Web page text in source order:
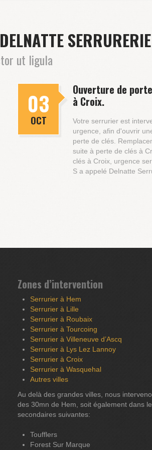
SERRURERIE
ut ligula
03
OCT
Ouverture de
à Croix.
Votre serrurier est
urgence, afin d'ouvrir
perte de clés.
suite à perte de clés à
clés à Croix, urgence
S a appelé Delnatte
Zones d’intervention
Serrurier à Hem
Serrurier à Lille
Serrurier à Roubaix
Serrurier à Tourcoing
Serrurier à Villeneuve d’Ascq
Serrurier à Lys Lez Lannoy
Serrurier à Croix
Serrurier à Wasquehal
Autres villes
Au delà des grandes villes, nous
des 30mn de Hem, soit également dans
secondaires suivantes:
Toufflers
Forest Sur Marque